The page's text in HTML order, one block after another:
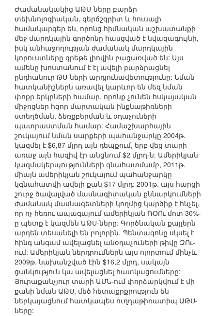
Ժամանակակից ԱԹՍ-ները բարձր
տեխնոլոգիական, գերճշգրիտ և հուսալի
համակարգեր են, որոնց հիմնական աշխատանքի
մեջ մարդկային գործոնը հասցված է նվազագույնի,
իսկ անհաջողության ժամանակ մարդկային
կորուստները գրեթե լիովին բացառված են: Այս
ամենը խոստանում է էլ ավելի բարձրացնել
ընդհանուր ԹՍ-ների արդյունավետությունը: Նման
հատկանիշներն առավել կարևոր են մեզ նման
փոքր երկրների համար, որոնք չունեն հսկայական
միջոցներ հզոր մարտական ինքնաթիռների
ստեղծման, ձեռքբերման և օդաչուների
պատրաստման համար: Համաշխարհային
շուկայում նման սարքերի պահանջարկը 2004թ.
կազմել է $6,87 մլրդ այն դեպքում, երբ վեց տարի
առաջ այն հազիվ էր անցնում $2 մլրդ-ն: Ամերիկյան
կազմակերպությունների գնահատմամբ, 2011թ.
միայն ամերիկյան շուկայում պահանջարկը
կգնահատվի ավելի քան $17 մլրդ: 2001թ. այս հարցի
շուրջ ծավալված մասնագիտական քննարկումների
ժամանակ մասնագետների կողմից կարծիք է հնչել,
որ ոչ հեռու ապագայում ամերիկյան ՌՕՈւ մոտ 30%-
ը պետք է կազմեն ԱԹՍ-ները: Գործնական քայլերն
արդեն տեսանելի են բոլորին. Պենտագոնը սկսել է
հինգ անգամ ավելացնել անօդաչուների թիվը ԶՈւ-
ում: Ամերիկյան ներդրումներն այս ոլորտում մինչև
2009թ. նախանշված էին $16,2 մլրդ, սակայն
ցանկություն կա ավելացնել հատկացումները:
Յուրաքանչյուր տարի ԱՄՆ-ում փորձարկվում է մի
քանի նման ԱԹՍ, մեծ հետաքրքրություն են
ներկայացնում հատկապես ուղղաթիռատիպ ԱԹՍ-
ները: